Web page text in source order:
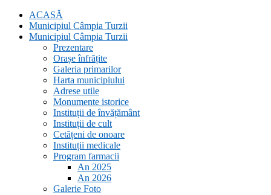
ACASĂ
Municipiul Câmpia Turzii
Municipiul Câmpia Turzii
Prezentare
Orașe înfrățite
Galeria primarilor
Harta municipiului
Adrese utile
Monumente istorice
Instituții de învățământ
Instituții de cult
Cetățeni de onoare
Instituții medicale
Program farmacii
An 2025
An 2026
Galerie Foto